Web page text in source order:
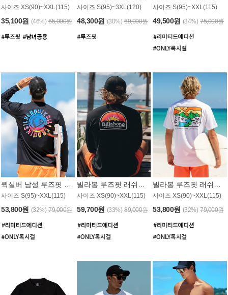
사이즈 XS(90)~XXL(115)
35,100원 (46%) 65,000원
사이즈 S(95)~3XL(120)
48,300원 (30%) 69,000원
사이즈 S(95)~XXL(115)
49,500원 (34%) 75,000원
사이즈 S(95)~XXL(115)
53,800원 (32%) 79,000원
사이즈 XS(90)~XXL(115)
59,700원 (33%) 89,000원
사이즈 XS(90)~XXL(115)
53,800원 (32%) 79,000원